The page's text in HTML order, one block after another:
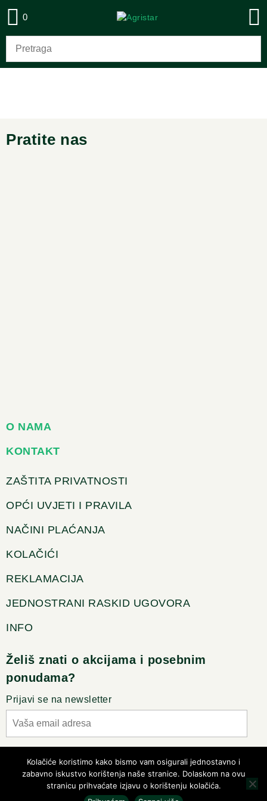
0
Pratite nas
O NAMA
KONTAKT
ZAŠTITA PRIVATNOSTI
OPĆI UVJETI I PRAVILA
NAČINI PLAĆANJA
KOLAČIĆI
REKLAMACIJA
JEDNOSTRANI RASKID UGOVORA
INFO
Želiš znati o akcijama i posebnim
ponudama?
Prijavi se na newsletter
Kolačiće koristimo kako bismo vam osigurali jednostavno i
zabavno iskustvo korištenja naše stranice. Dolaskom na ovu
stranicu prihvaćate izjavu o korištenju kolačića.